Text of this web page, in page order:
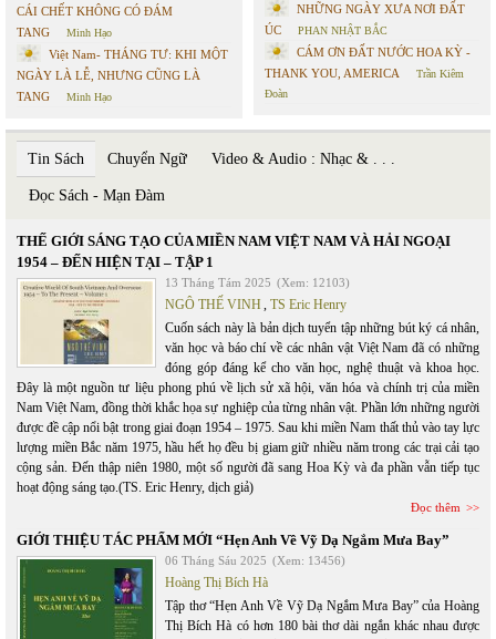
CÁI CHẾT KHÔNG CÓ ĐÁM
TANG
Minh Hạo
Việt Nam- THÁNG TƯ: KHI MỘT
NGÀY LÀ LỄ, NHƯNG CŨNG LÀ
TANG
Minh Hạo
NHỮNG NGÀY XƯA NƠI ĐẤT
ÚC
PHAN NHẬT BẮC
CÁM ƠN ĐẤT NƯỚC HOA KỲ -
THANK YOU, AMERICA
Trần Kiêm
Đoàn
Tin Sách Chuyển Ngữ Video & Audio : Nhạc & . . .
Đọc Sách - Mạn Đàm
THẾ GIỚI SÁNG TẠO CỦA MIỀN NAM VIỆT NAM VÀ HẢI NGOẠI
1954 – ĐẾN HIỆN TẠI – TẬP 1
13 Tháng Tám 2025 (Xem: 12103)
NGÔ THẾ VINH, TS Eric Henry
Cuốn sách này là bản dịch tuyển tập những bút ký cá nhân,
văn học và báo chí về các nhân vật Việt Nam đã có những
đóng góp đáng kể cho văn học, nghệ thuật và khoa học.
Đây là một nguồn tư liệu phong phú về lịch sử xã hội, văn hóa và chính trị của miền
Nam Việt Nam, đồng thời khắc họa sự nghiệp của từng nhân vật. Phần lớn những người
được đề cập nổi bật trong giai đoạn 1954 – 1975. Sau khi miền Nam thất thủ vào tay lực
lượng miền Bắc năm 1975, hầu hết họ đều bị giam giữ nhiều năm trong các trại cải tạo
cộng sản. Đến thập niên 1980, một số người đã sang Hoa Kỳ và đa phần vẫn tiếp tục
hoạt động sáng tạo.(TS. Eric Henry, dịch giả)
Đọc thêm
GIỚI THIỆU TÁC PHẨM MỚI “Hẹn Anh Về Vỹ Dạ Ngắm Mưa Bay”
06 Tháng Sáu 2025 (Xem: 13456)
Hoàng Thị Bích Hà
Tập thơ “Hẹn Anh Về Vỹ Dạ Ngắm Mưa Bay” của Hoàng
Thị Bích Hà có hơn 180 bài thơ dài ngắn khác nhau được